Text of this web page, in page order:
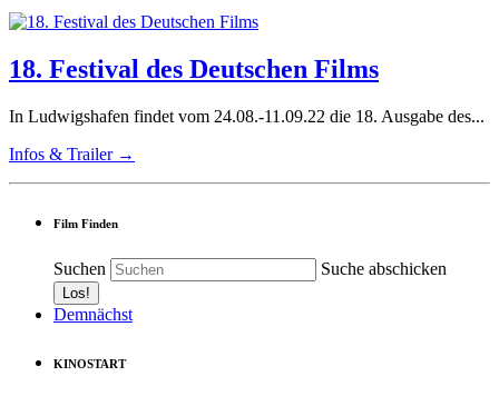
18. Festival des Deutschen Films
In Ludwigshafen findet vom 24.08.-11.09.22 die 18. Ausgabe des...
Infos & Trailer →
Film Finden
Suchen Suche abschicken
Demnächst
KINOSTART